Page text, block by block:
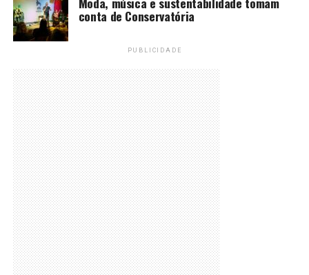
conta de Conservatória
PUBLICIDADE